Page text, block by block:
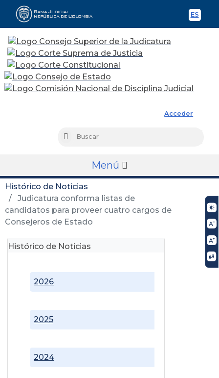
ES
Acceder
Buscar
Menú
Histórico de Noticias
Judicatura conforma listas de
candidatos para proveer cuatro cargos de
Consejeros de Estado
Histórico de Noticias
2024
2025
2026